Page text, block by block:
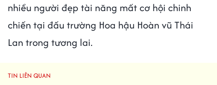
nhiều người đẹp tài năng mất cơ hội chinh
chiến tại đấu trường Hoa hậu Hoàn vũ Thái
Lan trong tương lai.
TIN LIÊN QUAN